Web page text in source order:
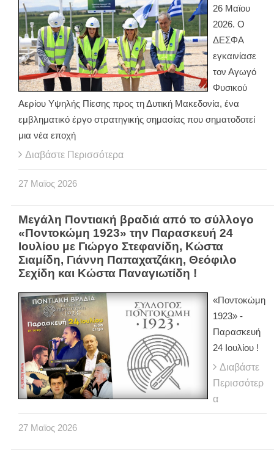
26 Μαϊου
2026. Ο
ΔΕΣΦΑ
εγκαινίασε
τον Αγωγό
Φυσικού
Αερίου Υψηλής Πίεσης προς τη Δυτική Μακεδονία, ένα
εμβληματικό έργο στρατηγικής σημασίας που σηματοδοτεί
μια νέα εποχή
Διαβάστε Περισσότερα
27 Μαϊος 2026
Μεγάλη Ποντιακή βραδιά από το σύλλογο
«Ποντοκώμη 1923» την Παρασκευή 24
Ιουλίου με Γιώργο Στεφανίδη, Κώστα
Σιαμίδη, Γιάννη Παπαχατζάκη, Θεόφιλο
Σεχίδη και Κώστα Παναγιωτίδη !
«Ποντοκώμη
1923» -
Παρασκευή
24 Ιουλίου !
Διαβάστε
Περισσότερ
α
27 Μαϊος 2026